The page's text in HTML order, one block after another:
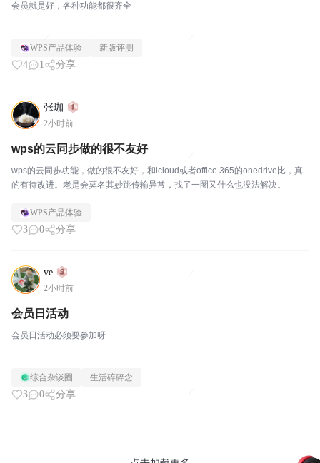
会员就是好，各种功能都很齐全
WPS产品体验 新版评测
4 1 分享
张珈
2小时前
wps的云同步做的很不友好
wps的云同步功能，做的很不友好，和icloud或者office 365的onedrive比，真
的有待改进。老是会莫名其妙跳传输异常，找了一圈又什么也没法解决。
WPS产品体验
3 0 分享
ve
2小时前
会员日活动
会员日活动必须要参加呀
综合杂谈圈 生活碎碎念
3 0 分享